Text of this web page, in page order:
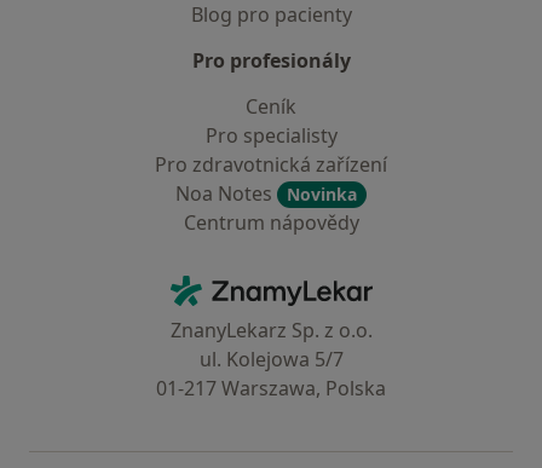
Blog pro pacienty
Pro profesionály
Ceník
Pro specialisty
Pro zdravotnická zařízení
Noa Notes
Novinka
Centrum nápovědy
ZnamyLekar - Hlavní stránka
ZnanyLekarz Sp. z o.o.
ul. Kolejowa 5/7
01-217 Warszawa, Polska